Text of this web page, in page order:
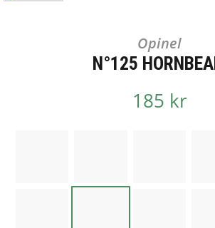
Opinel
N°125
185 kr